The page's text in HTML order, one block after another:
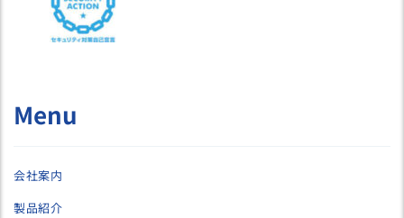
Menu
会社案内
製品紹介